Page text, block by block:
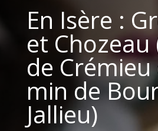
En Isère :
et Chozeau
de
min de
Jallieu)